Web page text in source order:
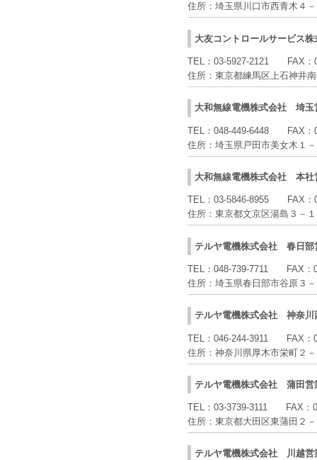
住所： 埼玉県川口市西青木４
大友コントロールサービス株
TEL： 03-5927-2121 FAX：
住所： 東京都練馬区上石神井
大和無線電機株式会社 埼玉
TEL： 048-449-6448 FAX：
住所： 埼玉県戸田市美女木１
大和無線電機株式会社 本社
TEL： 03-5846-8955 FAX：
住所： 東京都文京区湯島３－
テルヤ電機株式会社 春日部
TEL： 048-739-7711 FAX：
住所： 埼玉県春日部市谷原３
テルヤ電機株式会社 神奈川
TEL： 046-244-3911 FAX：
住所： 神奈川県厚木市栄町２
テルヤ電機株式会社 蒲田営
TEL： 03-3739-3111 FAX：
住所： 東京都大田区東蒲田２
テルヤ電機株式会社 川越営